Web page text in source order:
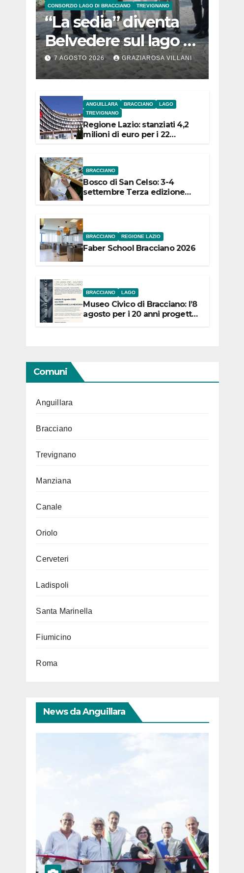
CONSORZIO LAGO DI BRACCIANO
TREVIGNANO
“La sedia” diventa
Belvedere sul lago di
Bracciano: ieri
l’inaugurazione
7 AGOSTO 2026 GRAZIAROSA VILLANI
ANGUILLARA BRACCIANO
LAGO
TREVIGNANO
Regione Lazio: stanziati 4,2
milioni di euro per i 22
BRACCIANO
Bosco di San Celso: 3-4
settembre Terza edizione
BRACCIANO REGIONE LAZIO
Faber School Bracciano 2026
BRACCIANO LAGO
Museo Civico di Bracciano: l’8
agosto per i 20 anni progetto
Comuni
Anguillara
Bracciano
Trevignano
Manziana
Canale
Oriolo
Cerveteri
Ladispoli
Santa Marinella
Fiumicino
Roma
News da Anguillara